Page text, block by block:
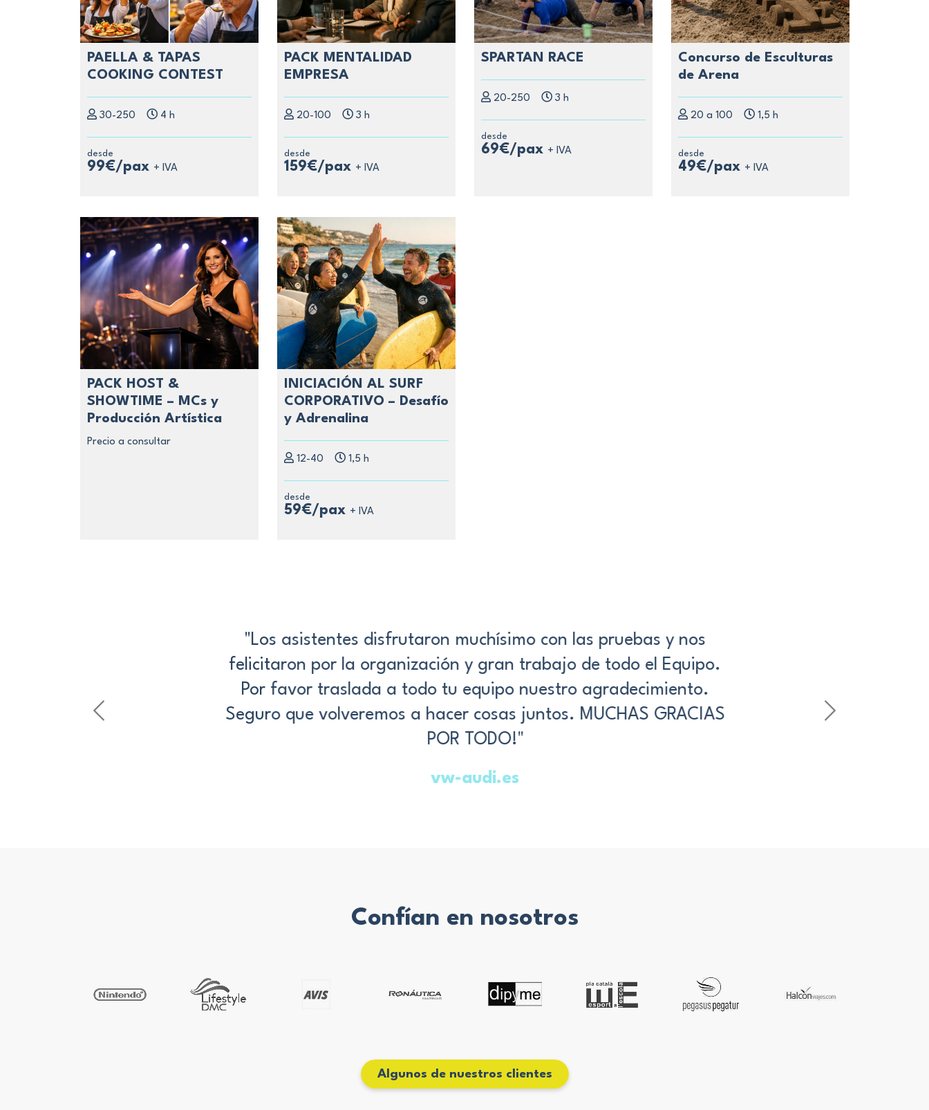
PAELLA & TAPAS
COOKING CONTEST
30-250 4 h
desde
99€/pax + IVA
PACK MENTALIDAD
EMPRESA
20-100 3 h
desde
159€/pax + IVA
SPARTAN RACE
20-250 3 h
desde
69€/pax + IVA
Concurso de Esculturas
de Arena
20 a 100 1,5 h
desde
49€/pax + IVA
PACK HOST &
SHOWTIME – MCs y
Producción Artística
Precio a consultar
INICIACIÓN AL SURF
CORPORATIVO – Desafío
y Adrenalina
12-40 1,5 h
desde
59€/pax + IVA
"Los asistentes disfrutaron muchísimo con las pruebas y nos
felicitaron por la organización y gran trabajo de todo el Equipo.
Por favor traslada a todo tu equipo nuestro agradecimiento.
Seguro que volveremos a hacer cosas juntos. MUCHAS GRACIAS
POR TODO!"
vw-audi.es
Confían en nosotros
Algunos de nuestros clientes